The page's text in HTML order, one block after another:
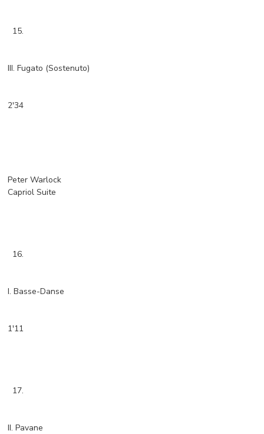
15.
III. Fugato (Sostenuto)
2'34
Peter Warlock
Capriol Suite
16.
I. Basse-Danse
1'11
17.
II. Pavane